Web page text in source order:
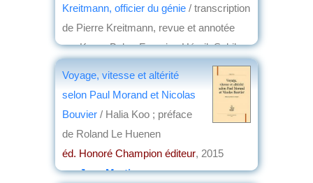
Kreitmann, officier du génie / transcription
de Pierre Kreitmann, revue et annotée
par Kaoru Baba, Francine Hérail, Sekiko
Matsuzaki-Petitmengin, Elisabeth
éd. Collège de France, Institut des hautes
Voyage, vitesse et altérité
selon Paul Morand et Nicolas
Bouvier / Halia Koo ; préface
de Roland Le Huenen
éd. Honoré Champion éditeur, 2015
parJean Martin